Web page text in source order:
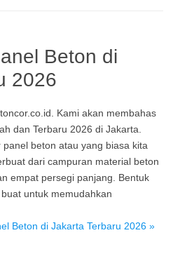
Beton di
2026
Kami akan membahas
dan Terbaru 2026 di Jakarta.
panel beton atau yang biasa kita
dari campuran material beton
empat persegi panjang. Bentuk
untuk memudahkan
Beton di Jakarta Terbaru 2026 »